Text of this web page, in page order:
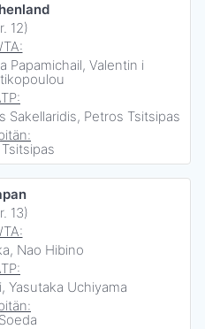
12)
Papamichail, Valentin i
Sakellaridis, Petros Tsitsipas
13)
Nao Hibino
Yasutaka Uchiyama